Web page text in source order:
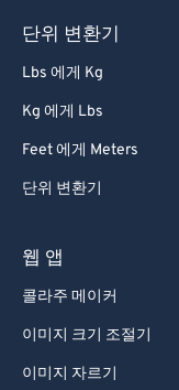
단위 변환기
Lbs 에게 Kg
Kg 에게 Lbs
Feet 에게 Meters
단위 변환기
웹 앱
콜라주 메이커
이미지 크기 조절기
이미지 자르기